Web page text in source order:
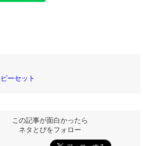
ーセット
この記事が面白かったら
ネタとぴをフォロー